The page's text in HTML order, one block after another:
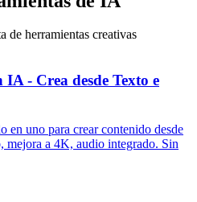
de herramientas creativas
- Crea desde Texto e
en uno para crear contenido desde
mejora a 4K, audio integrado. Sin